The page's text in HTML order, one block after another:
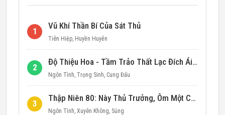
1
Vũ Khí Thần Bí Của Sát Thủ
Tiên Hiệp, Huyền Huyễn
2
Độ Thiệu Hoa - Tầm Trảo Thất Lạc Đích Ái Tình
Ngôn Tình, Trọng Sinh, Cung Đấu
3
Thập Niên 80: Này Thủ Trưởng, Ôm Một Cái Đi!
Ngôn Tình, Xuyên Không, Sủng